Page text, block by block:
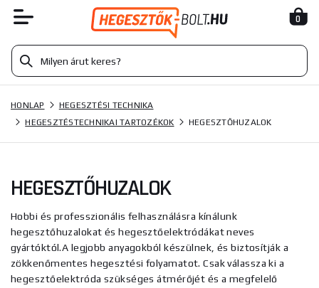
0
HONLAP
HEGESZTÉSI TECHNIKA
HEGESZTÉSTECHNIKAI TARTOZÉKOK
HEGESZTŐHUZALOK
HEGESZTŐHUZALOK
Hobbi és professzionális felhasználásra kínálunk
hegesztőhuzalokat és hegesztőelektródákat neves
gyártóktól.A legjobb anyagokból készülnek, és biztosítják a
zökkenőmentes hegesztési folyamatot. Csak válassza ki a
hegesztőelektróda szükséges átmérőjét és a megfelelő